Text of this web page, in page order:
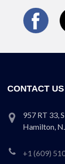
CONTACT US
957 RT 33,
Hamilton,
+1 (609)